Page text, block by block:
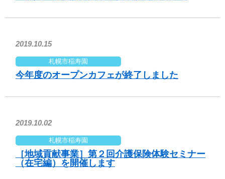
2019.10.15
札幌市稲寿園
今年度のオープンカフェが終了しました
2019.10.02
札幌市稲寿園
［地域貢献事業］第２回介護保険体験セミナー
（在宅編）を開催します